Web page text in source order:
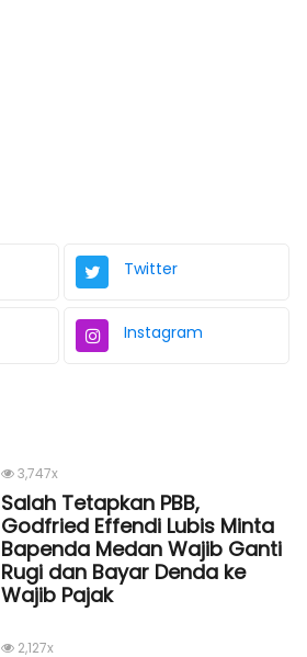
Twitter
Instagram
3,747x
Salah Tetapkan PBB,
Godfried Effendi Lubis Minta
Bapenda Medan Wajib Ganti
Rugi dan Bayar Denda ke
Wajib Pajak
2,127x